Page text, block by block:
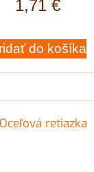
1,71 €
do košíka